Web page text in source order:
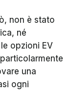
non è stato
né
opzioni EV
una
ogni